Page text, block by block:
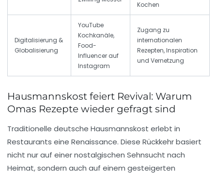
Kochen
Digitalisierung &
Globalisierung
YouTube
Kochkanäle,
Food-
Influencer auf
Instagram
Zugang zu
internationalen
Rezepten, Inspiration
und Vernetzung
Hausmannskost feiert Revival: Warum
Omas Rezepte wieder gefragt sind
Traditionelle deutsche Hausmannskost erlebt in
Restaurants eine Renaissance. Diese Rückkehr basiert
nicht nur auf einer nostalgischen Sehnsucht nach
Heimat, sondern auch auf einem gesteigerten